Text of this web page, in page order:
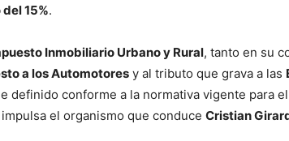
15%.
Inmobiliario Urbano y Rural, tanto en su
a los Automotores y al tributo que grava a las
definido conforme a la normativa vigente para
el organismo que conduce Cristian